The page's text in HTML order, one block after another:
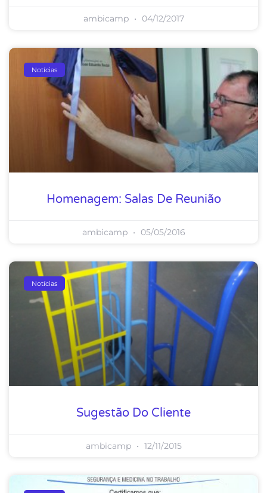
ambicamp 04/12/2017
Notícias
Homenagem: Salas De Reunião
ambicamp 05/05/2016
Notícias
Sugestão Do Cliente
ambicamp 12/11/2015